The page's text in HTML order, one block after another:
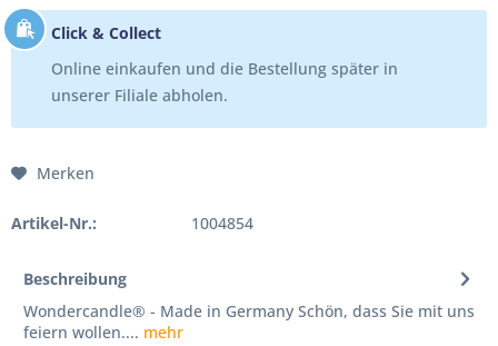
Click & Collect
Online einkaufen und die Bestellung später in
unserer Filiale abholen.
Merken
Artikel-Nr.: 1004854
Beschreibung
Wondercandle® - Made in Germany Schön, dass Sie mit uns
feiern wollen.... mehr